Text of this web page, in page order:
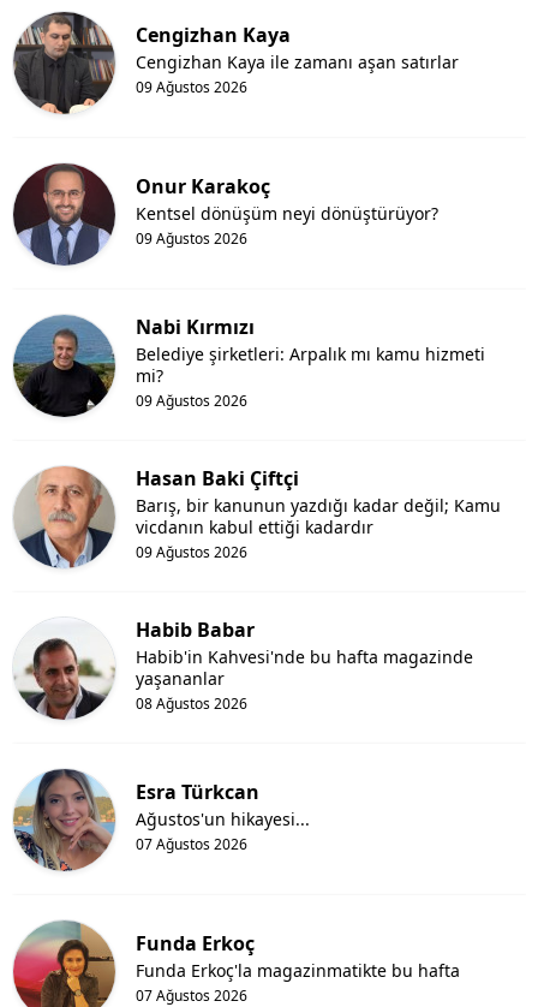
Cengizhan Kaya
09 Ağustos 2026
Cengizhan Kaya ile zamanı aşan satırlar
Onur Karakoç
09 Ağustos 2026
Kentsel dönüşüm neyi dönüştürüyor?
Nabi Kırmızı
09 Ağustos 2026
Belediye şirketleri: Arpalık mı kamu hizmeti
mi?
Hasan Baki Çiftçi
09 Ağustos 2026
Barış, bir kanunun yazdığı kadar değil; Kamu
vicdanın kabul ettiği kadardır
Habib Babar
08 Ağustos 2026
Habib'in Kahvesi'nde bu hafta magazinde
yaşananlar
Esra Türkcan
07 Ağustos 2026
Ağustos'un hikayesi...
Funda Erkoç
07 Ağustos 2026
Funda Erkoç'la magazinmatikte bu hafta